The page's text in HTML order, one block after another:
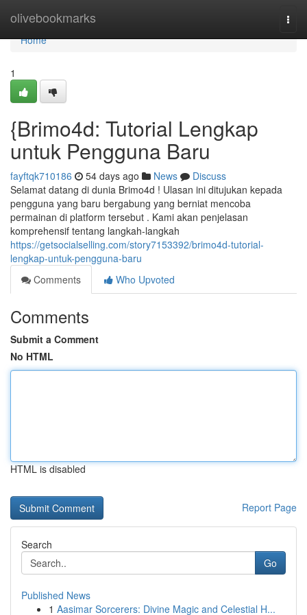
olivebookmarks
Home
Home
1
{Brimo4d: Tutorial Lengkap
untuk Pengguna Baru
fayftqk710186 54 days ago News
Discuss
Selamat datang di dunia Brimo4d ! Ulasan ini ditujukan kepada
pengguna yang baru bergabung yang berniat mencoba
permainan di platform tersebut . Kami akan penjelasan
komprehensif tentang langkah-langkah
https://getsocialselling.com/story7153392/brimo4d-tutorial-
lengkap-untuk-pengguna-baru
Comments
Who Upvoted
Comments
Submit a Comment
No HTML
HTML is disabled
Report Page
Search
Go
Published News
1 Aasimar Sorcerers: Divine Magic and Celestial H...